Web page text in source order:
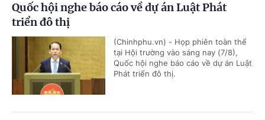
Quốc hội nghe báo cáo về dự án Luật Phát
triển đô thị
(Chinhphu.vn) - Họp phiên toàn thể
tại Hội trường vào sáng nay (7/8),
Quốc hội nghe báo cáo về dự án Luật
Phát triển đô thị.